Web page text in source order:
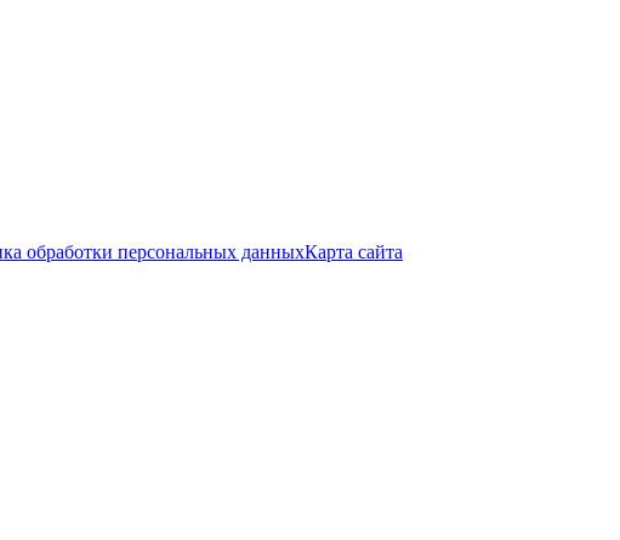
обработки персональных данныхКарта сайта